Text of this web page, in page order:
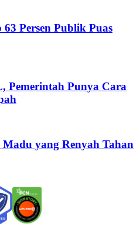
Persen Publik Puas
Pemerintah Punya Cara
Madu yang Renyah Tahan